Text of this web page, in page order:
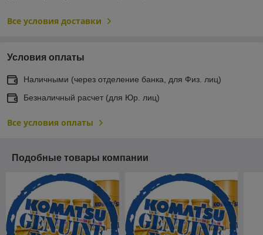
Все условия доставки
Условия оплаты
Наличными (через отделение банка, для Физ. лиц)
Безналичный расчет (для Юр. лиц)
Все условия оплаты
Подобные товары компании